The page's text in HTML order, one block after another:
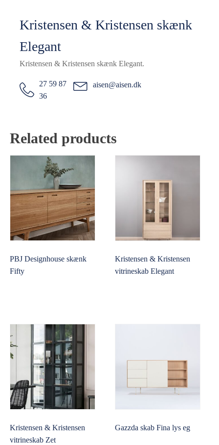
Kristensen & Kristensen skænk
Elegant
Kristensen & Kristensen skænk Elegant.
27 59 87
36
aisen@aisen.dk
Related products
PBJ Designhouse skænk
Fifty
Kristensen & Kristensen
vitrineskab Elegant
Kristensen & Kristensen
vitrineskab Zet
Gazzda skab Fina lys eg